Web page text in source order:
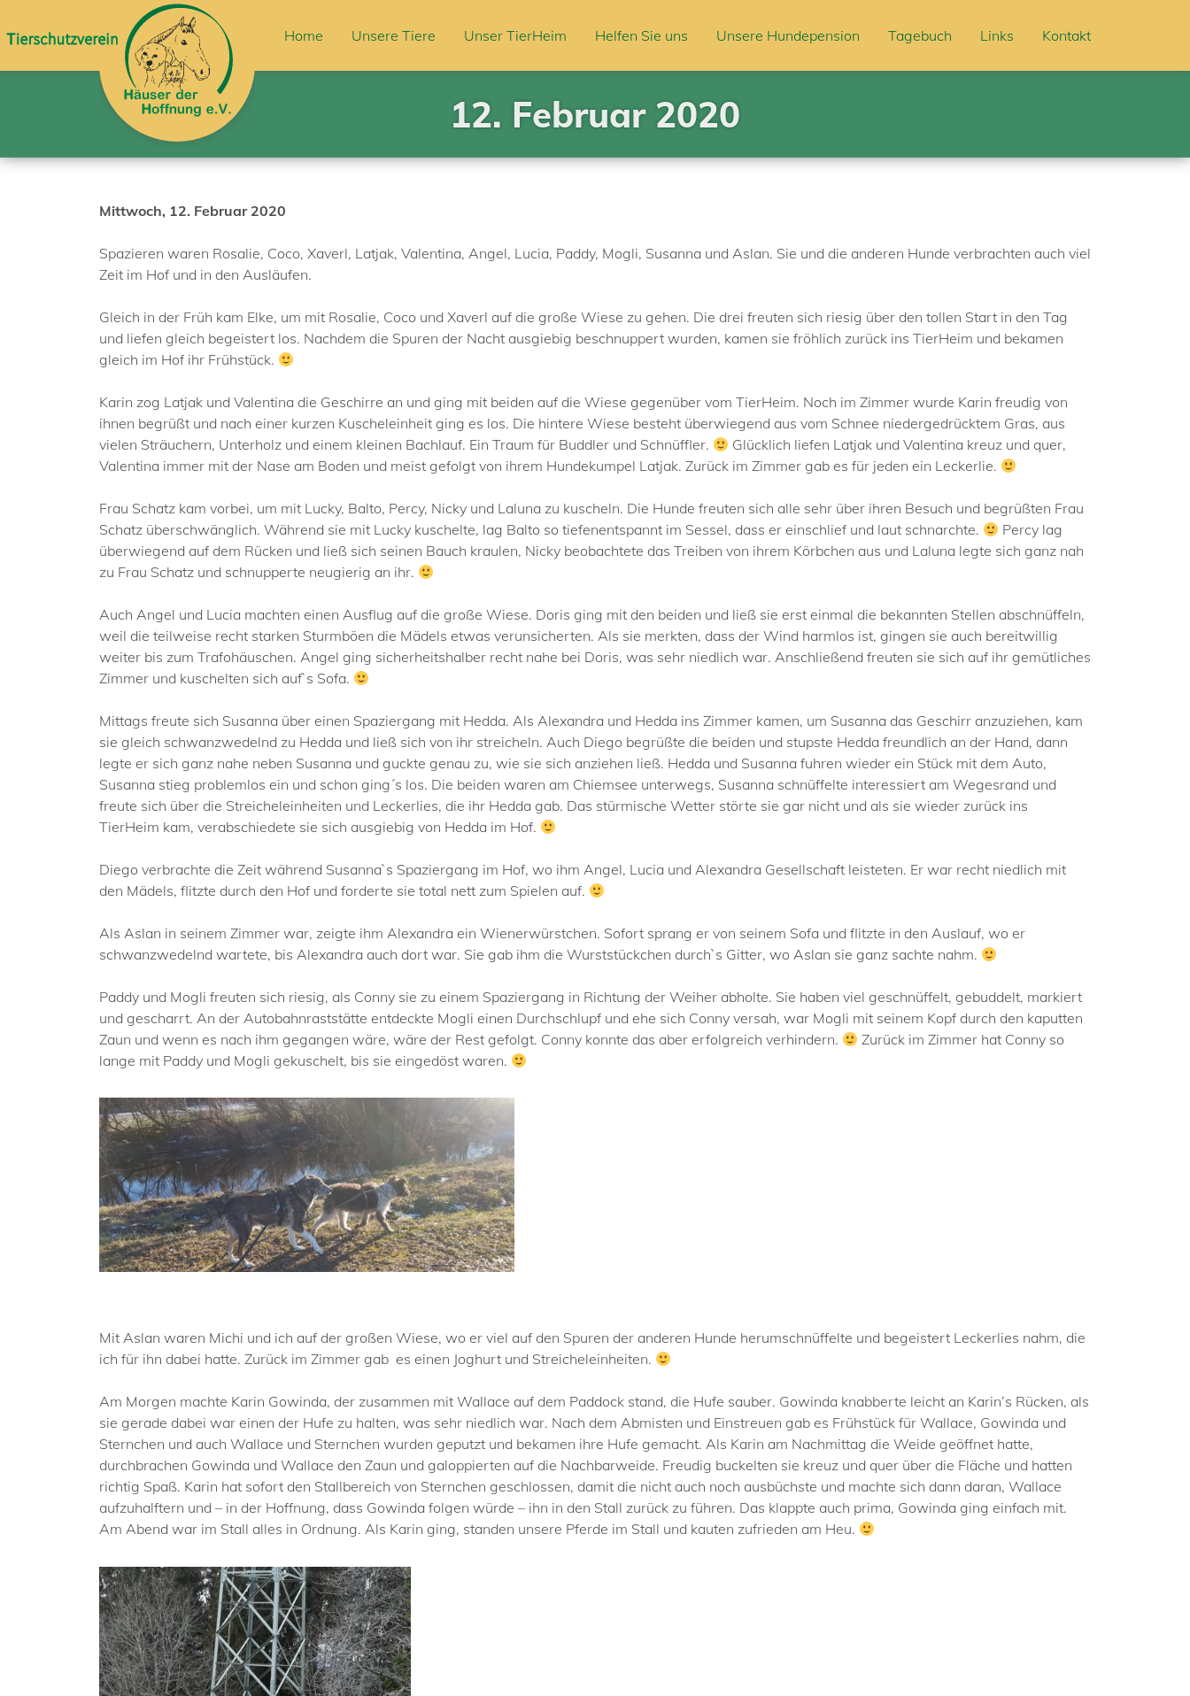
Home Unsere Tiere Unser TierHeim Helfen Sie uns Unsere Hundepension Tagebuch Links Kontakt
12. Februar 2020
Mittwoch, 12. Februar 2020
Spazieren waren Rosalie, Coco, Xaverl, Latjak, Valentina, Angel, Lucia, Paddy, Mogli, Susanna und Aslan. Sie und die anderen Hunde verbrachten auch viel
Zeit im Hof und in den Ausläufen.
Gleich in der Früh kam Elke, um mit Rosalie, Coco und Xaverl auf die große Wiese zu gehen. Die drei freuten sich riesig über den tollen Start in den Tag
und liefen gleich begeistert los. Nachdem die Spuren der Nacht ausgiebig beschnuppert wurden, kamen sie fröhlich zurück ins TierHeim und bekamen
gleich im Hof ihr Frühstück.
Karin zog Latjak und Valentina die Geschirre an und ging mit beiden auf die Wiese gegenüber vom TierHeim. Noch im Zimmer wurde Karin freudig von
ihnen begrüßt und nach einer kurzen Kuscheleinheit ging es los. Die hintere Wiese besteht überwiegend aus vom Schnee niedergedrücktem Gras, aus
vielen Sträuchern, Unterholz und einem kleinen Bachlauf. Ein Traum für Buddler und Schnüffler.
Glücklich liefen Latjak und Valentina kreuz und quer,
Valentina immer mit der Nase am Boden und meist gefolgt von ihrem Hundekumpel Latjak. Zurück im Zimmer gab es für jeden ein Leckerlie.
Frau Schatz kam vorbei, um mit Lucky, Balto, Percy, Nicky und Laluna zu kuscheln. Die Hunde freuten sich alle sehr über ihren Besuch und begrüßten Frau
Schatz überschwänglich. Während sie mit Lucky kuschelte, lag Balto so tiefenentspannt im Sessel, dass er einschlief und laut schnarchte.
Percy lag
überwiegend auf dem Rücken und ließ sich seinen Bauch kraulen, Nicky beobachtete das Treiben von ihrem Körbchen aus und Laluna legte sich ganz nah
zu Frau Schatz und schnupperte neugierig an ihr.
Auch Angel und Lucia machten einen Ausflug auf die große Wiese. Doris ging mit den beiden und ließ sie erst einmal die bekannten Stellen abschnüffeln,
weil die teilweise recht starken Sturmböen die Mädels etwas verunsicherten. Als sie merkten, dass der Wind harmlos ist, gingen sie auch bereitwillig
weiter bis zum Trafohäuschen. Angel ging sicherheitshalber recht nahe bei Doris, was sehr niedlich war. Anschließend freuten sie sich auf ihr gemütliches
Zimmer und kuschelten sich auf`s Sofa.
Mittags freute sich Susanna über einen Spaziergang mit Hedda. Als Alexandra und Hedda ins Zimmer kamen, um Susanna das Geschirr anzuziehen, kam
sie gleich schwanzwedelnd zu Hedda und ließ sich von ihr streicheln. Auch Diego begrüßte die beiden und stupste Hedda freundlich an der Hand, dann
legte er sich ganz nahe neben Susanna und guckte genau zu, wie sie sich anziehen ließ. Hedda und Susanna fuhren wieder ein Stück mit dem Auto,
Susanna stieg problemlos ein und schon ging´s los. Die beiden waren am Chiemsee unterwegs, Susanna schnüffelte interessiert am Wegesrand und
freute sich über die Streicheleinheiten und Leckerlies, die ihr Hedda gab. Das stürmische Wetter störte sie gar nicht und als sie wieder zurück ins
TierHeim kam, verabschiedete sie sich ausgiebig von Hedda im Hof.
Diego verbrachte die Zeit während Susanna`s Spaziergang im Hof, wo ihm Angel, Lucia und Alexandra Gesellschaft leisteten. Er war recht niedlich mit
den Mädels, flitzte durch den Hof und forderte sie total nett zum Spielen auf.
Als Aslan in seinem Zimmer war, zeigte ihm Alexandra ein Wienerwürstchen. Sofort sprang er von seinem Sofa und flitzte in den Auslauf, wo er
schwanzwedelnd wartete, bis Alexandra auch dort war. Sie gab ihm die Wurststückchen durch`s Gitter, wo Aslan sie ganz sachte nahm.
Paddy und Mogli freuten sich riesig, als Conny sie zu einem Spaziergang in Richtung der Weiher abholte. Sie haben viel geschnüffelt, gebuddelt, markiert
und gescharrt. An der Autobahnraststätte entdeckte Mogli einen Durchschlupf und ehe sich Conny versah, war Mogli mit seinem Kopf durch den kaputten
Zaun und wenn es nach ihm gegangen wäre, wäre der Rest gefolgt. Conny konnte das aber erfolgreich verhindern.
Zurück im Zimmer hat Conny so
lange mit Paddy und Mogli gekuschelt, bis sie eingedöst waren.
Mit Aslan waren Michi und ich auf der großen Wiese, wo er viel auf den Spuren der anderen Hunde herumschnüffelte und begeistert Leckerlies nahm, die
ich für ihn dabei hatte. Zurück im Zimmer gab es einen Joghurt und Streicheleinheiten.
Am Morgen machte Karin Gowinda, der zusammen mit Wallace auf dem Paddock stand, die Hufe sauber. Gowinda knabberte leicht an Karin’s Rücken, als
sie gerade dabei war einen der Hufe zu halten, was sehr niedlich war. Nach dem Abmisten und Einstreuen gab es Frühstück für Wallace, Gowinda und
Sternchen und auch Wallace und Sternchen wurden geputzt und bekamen ihre Hufe gemacht. Als Karin am Nachmittag die Weide geöffnet hatte,
durchbrachen Gowinda und Wallace den Zaun und galoppierten auf die Nachbarweide. Freudig buckelten sie kreuz und quer über die Fläche und hatten
richtig Spaß. Karin hat sofort den Stallbereich von Sternchen geschlossen, damit die nicht auch noch ausbüchste und machte sich dann daran, Wallace
aufzuhalftern und – in der Hoffnung, dass Gowinda folgen würde – ihn in den Stall zurück zu führen. Das klappte auch prima, Gowinda ging einfach mit.
Am Abend war im Stall alles in Ordnung. Als Karin ging, standen unsere Pferde im Stall und kauten zufrieden am Heu.